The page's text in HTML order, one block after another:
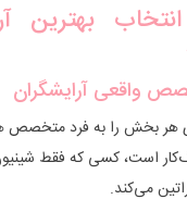
بهترین
هر بخش را به فرد متخصص
است، کسی که فقط
می‌کند.